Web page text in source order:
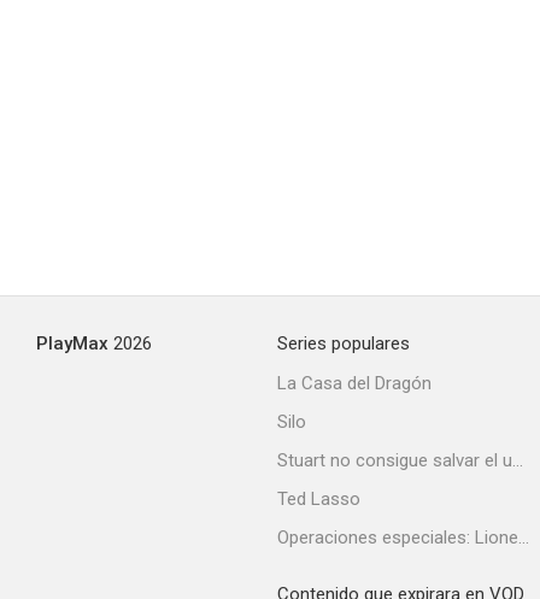
PlayMax 2026
Series populares
La Casa del Dragón
Silo
Stuart no consigue salvar el universo
Ted Lasso
Operaciones especiales: Lioness
Contenido que expirara en VOD